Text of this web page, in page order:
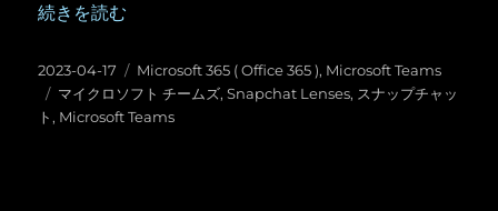
“Microsoft Teams ：またまた会議にオモシロ機能が！ク
続きを読む
投
稿
日:
2023-04-17
カ
テ
ゴ
Microsoft 365 ( Office 365 ), Microsoft Teams
タ
グ
マイクロソフト チームズ,Snapchat Lenses, スナップチャッ
ト , Microsoft Teams